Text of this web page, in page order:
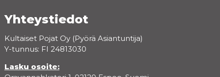
Yhteystiedot
Kultaiset Pojat Oy (Pyörä Asiantuntija)
Y-tunnus: FI 24813030
Lasku osoite: